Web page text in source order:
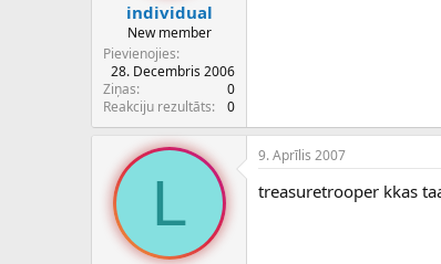
individual
New member
Pievienojies
28. Decembris 2006
Ziņas
0
Reakciju rezultāts
0
L
9. Aprīlis 2007
treasuretrooper kkas